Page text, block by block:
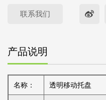
联系我们
产品说明
名称： 透明移动托盘